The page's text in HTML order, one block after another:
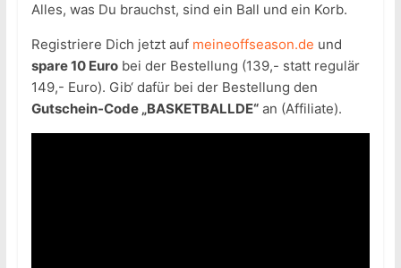
Alles, was Du brauchst, sind ein Ball und ein Korb.
Registriere Dich jetzt auf meineoffseason.de und
spare 10 Eurobei der Bestellung (139,- statt regulär
149,- Euro). Gib‘ dafür bei der Bestellung den
Gutschein-Code „BASKETBALLDE“an (Affiliate).